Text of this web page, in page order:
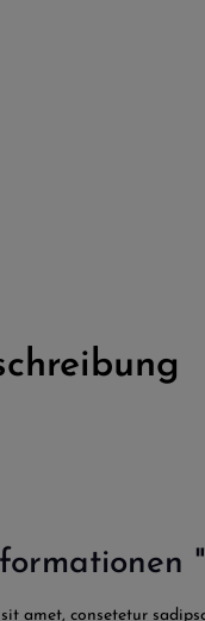
amet, consetetur